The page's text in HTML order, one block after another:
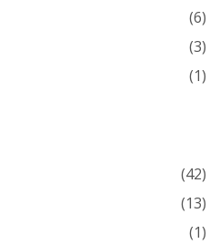
(6)
(3)
(1)
(42)
(13)
(1)